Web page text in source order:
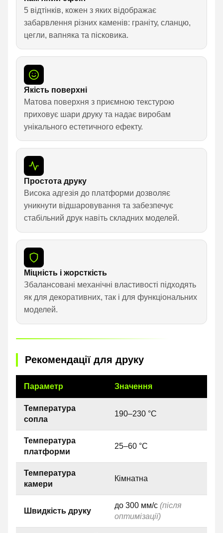
5 відтінків, кожен з яких відображає
забарвлення різних каменів: граніту, сланцю,
цегли, вапняка та пісковика.
Якість поверхні
Матова поверхня з приємною текстурою
приховує шари друку та надає виробам
унікального естетичного ефекту.
Простота друку
Висока адгезія до платформи дозволяє
уникнути відшаровування та забезпечує
стабільний друк навіть складних моделей.
Міцність і жорсткість
Збалансовані механічні властивості підходять
як для декоративних, так і для функціональних
моделей.
Рекомендації для друку
Параметр Значення
Температура
сопла
190–230 °C
Температура
платформи
25–60 °C
Температура
камери
Кімнатна
Швидкість друку
до 300 мм/с (після
оптимізації)